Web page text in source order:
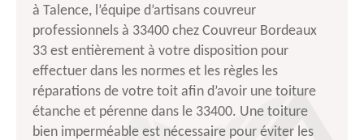
à Talence, l’équipe d’artisans couvreur
professionnels à 33400 chez Couvreur Bordeaux
33 est entièrement à votre disposition pour
effectuer dans les normes et les règles les
réparations de votre toit afin d’avoir une toiture
étanche et pérenne dans le 33400. Une toiture
bien imperméable est nécessaire pour éviter les